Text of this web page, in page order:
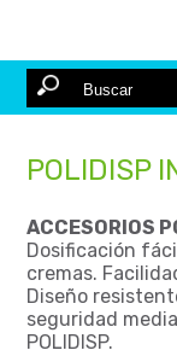
POLIDISP
ACCESORIOS
Dosificación
cremas.
Diseño
seguridad
POLIDISP.